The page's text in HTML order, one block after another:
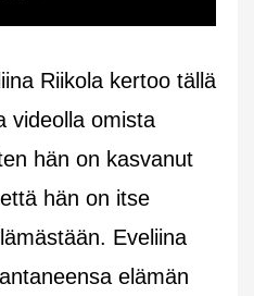
Riikola kertoo tällä
videolla omista
hän on kasvanut
hän on itse
Eveliina
elämän